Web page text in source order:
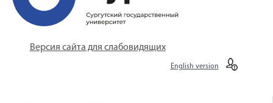
Версия сайта для слабовидящих
English version